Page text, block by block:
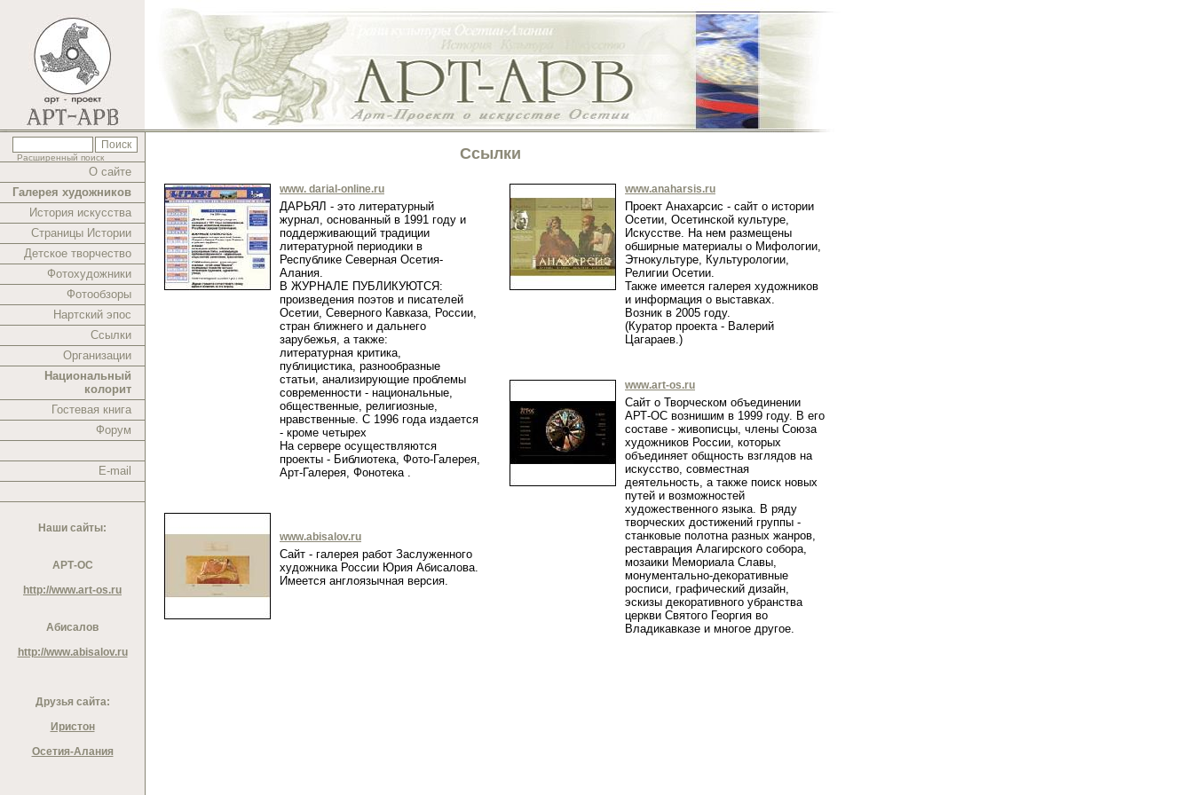
Расширенный поиск
О сайте
Галерея художников
История искусства
Страницы Истории
Детское творчество
Фотохудожники
Фотообзоры
Нартский эпос
Ссылки
Организации
Национальный
колорит
Гостевая книга
Форум
E-mail
Наши сайты:
АРТ-ОС
http://www.art-os.ru
Абисалов
http://www.abisalov.ru
Друзья сайта:
Иристон
Осетия-Алания
Ссылки
www. darial-online.ru
ДАРЬЯЛ - это литературный
журнал, основанный в 1991 году и
поддерживающий традиции
литературной периодики в
Республике Северная Осетия-
Алания.
В ЖУРНАЛЕ ПУБЛИКУЮТСЯ:
произведения поэтов и писателей
Осетии, Северного Кавказа, России,
стран ближнего и дальнего
зарубежья, а также:
литературная критика,
публицистика, разнообразные
статьи, анализирующие проблемы
современности - национальные,
общественные, религиозные,
нравственные. С 1996 года издается
- кроме четырех
На сервере осуществляются
проекты - Библиотека, Фото-Галерея,
Арт-Галерея, Фонотека .
www.abisalov.ru
Сайт - галерея работ Заслуженного
художника России Юрия Абисалова.
Имеется англоязычная версия.
www.anaharsis.ru
Проект Анахарсис - сайт о истории
Осетии, Осетинской культуре,
Искусстве. На нем размещены
обширные материалы о Мифологии,
Этнокультуре, Культурологии,
Религии Осетии.
Также имеется галерея художников
и информация о выставках.
Возник в 2005 году.
(Куратор проекта - Валерий
Цагараев.)
www.art-os.ru
Сайт о Творческом объединении
АРТ-ОС вознишим в 1999 году. В его
составе - живописцы, члены Союза
художников России, которых
объединяет общность взглядов на
искусство, совместная
деятельность, а также поиск новых
путей и возможностей
художественного языка. В ряду
творческих достижений группы -
станковые полотна разных жанров,
реставрация Алагирского собора,
мозаики Мемориала Славы,
монументально-декоративные
росписи, графический дизайн,
эскизы декоративного убранства
церкви Святого Георгия во
Владикавказе и многое другое.